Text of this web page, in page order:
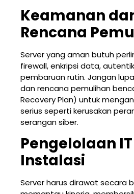
Keamanan
Rencana
Server yang aman butuh
firewall, enkripsi data,
pembaruan rutin. Jangan
dan rencana pemulihan
Recovery Plan) untuk
serius seperti kerusakan
serangan siber.
Pengelolaan
Instalasi
Server harus dirawat secara